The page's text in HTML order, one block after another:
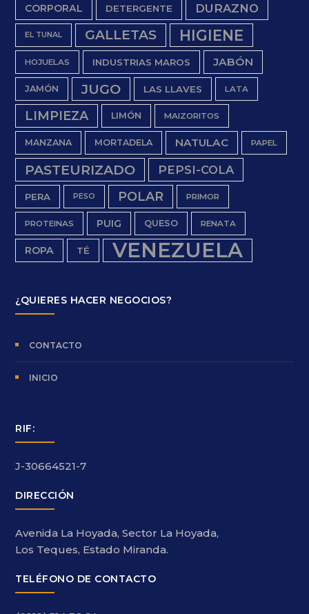
CORPORAL DETERGENTE DURAZNO
EL TUNAL GALLETAS HIGIENE
HOJUELAS INDUSTRIAS MAROS JABÓN
JAMÓN JUGO LAS LLAVES LATA
LIMPIEZA LIMÓN MAIZORITOS
MANZANA MORTADELA NATULAC PAPEL
PASTEURIZADO PEPSI-COLA
PERA PESO POLAR PRIMOR
PROTEINAS PUIG QUESO RENATA
ROPA TÉ VENEZUELA
¿QUIERES HACER NEGOCIOS?
CONTACTO
INICIO
RIF:
J-30664521-7
DIRECCIÓN
Avenida La Hoyada, Sector La Hoyada,
Los Teques, Estado Miranda.
TELÉFONO DE CONTACTO